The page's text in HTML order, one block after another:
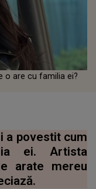
o are cu familia ei?
a povestit cum
ei. Artista
arate mereu